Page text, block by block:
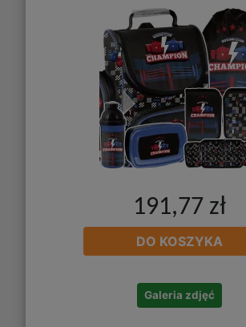
191,77 zł
DO KOSZYKA
Galeria zdjęć